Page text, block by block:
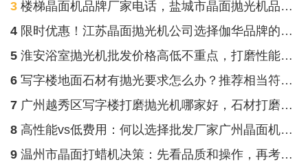
3楼梯晶面机品牌厂家电话，盐城市晶面抛光机品牌厂家直销价格表
4限时优惠！江苏晶面抛光机公司选择伽华品牌的7大优势
5淮安浴室抛光机批发价格高低不重点，打磨性能参数才是重点！
6写字楼地面石材有抛光要求怎么办？推荐相当符合的伽华单刷机
7广州越秀区写字楼打磨抛光机哪家好，石材打磨抛光机购买报价费用多少钱
8高性能vs低费用：何以选择批发厂家广州晶面机不能仅仅看费用？
9温州市晶面打蜡机决策：先看品质和操作，再考虑花费